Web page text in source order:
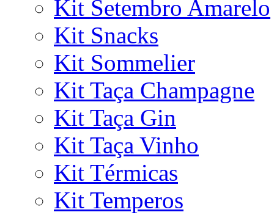
Kit Setembro Amarelo
Kit Snacks
Kit Sommelier
Kit Taça Champagne
Kit Taça Gin
Kit Taça Vinho
Kit Térmicas
Kit Temperos